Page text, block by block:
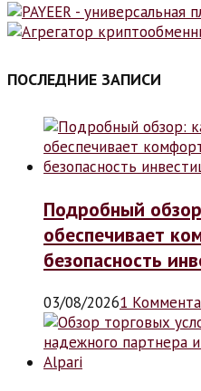
ПОСЛЕДНИЕ ЗАПИСИ
Подробный
обеспечивает
безопасность
03/08/20261